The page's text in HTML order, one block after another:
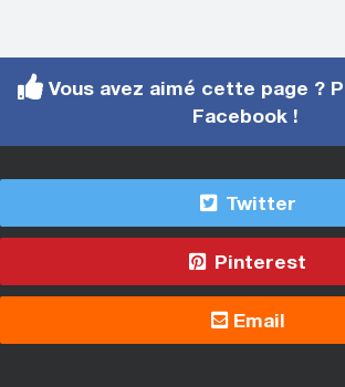
Vous avez aimé cette page ?
Facebook !
Twitter
Pinterest
Email